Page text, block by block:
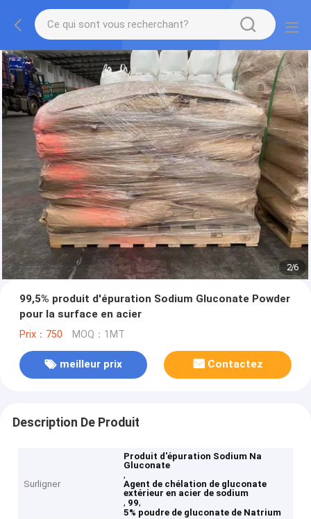
2/6
99,5% produit d'épuration Sodium Gluconate Powder
pour la surface en acier
Prix：750 MOQ：1MT
meilleur prix Contactez
Description De Produit
Surligner
Produit d'épuration Sodium Na
Gluconate
,
Agent de chélation de gluconate
extérieur en acier de sodium
, 99,
5% poudre de gluconate de Natrium